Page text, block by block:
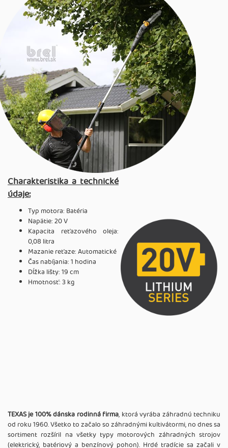
Charakteristika a technické
údaje:
Typ motora: Batéria
Napätie: 20 V
Kapacita reťazového oleja:
0,08 litra
Mazanie reťaze: Automatické
Čas nabíjania: 1 hodina
Dĺžka lišty: 19 cm
Hmotnosť: 3 kg
TEXAS je 100% dánska rodinná firma, ktorá vyrába záhradnú techniku
od roku 1960. Všetko to začalo so záhradnými kultivátormi, no dnes sa
sortiment rozšíril na všetky typy motorových záhradných strojov
(elektrický, batériový a benzínový pohon). Hrdé tradície sa začali v